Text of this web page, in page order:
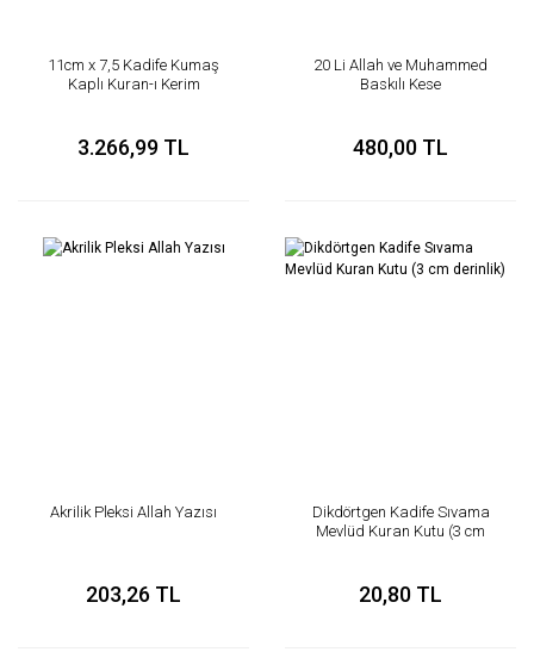
11cm x 7,5 Kadife Kumaş
Kaplı Kuran-ı Kerim
3.266,99 TL
20 Li Allah ve Muhammed
Baskılı Kese
480,00 TL
Akrilik Pleksi Allah Yazısı
203,26 TL
Dikdörtgen Kadife Sıvama
Mevlüd Kuran Kutu (3 cm
20,80 TL